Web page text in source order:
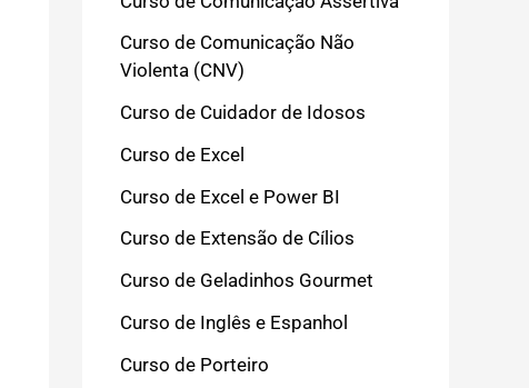
Curso de Comunicação Não
Violenta (CNV)
Curso de Cuidador de Idosos
Curso de Excel
Curso de Excel e Power BI
Curso de Extensão de Cílios
Curso de Geladinhos Gourmet
Curso de Inglês e Espanhol
Curso de Porteiro